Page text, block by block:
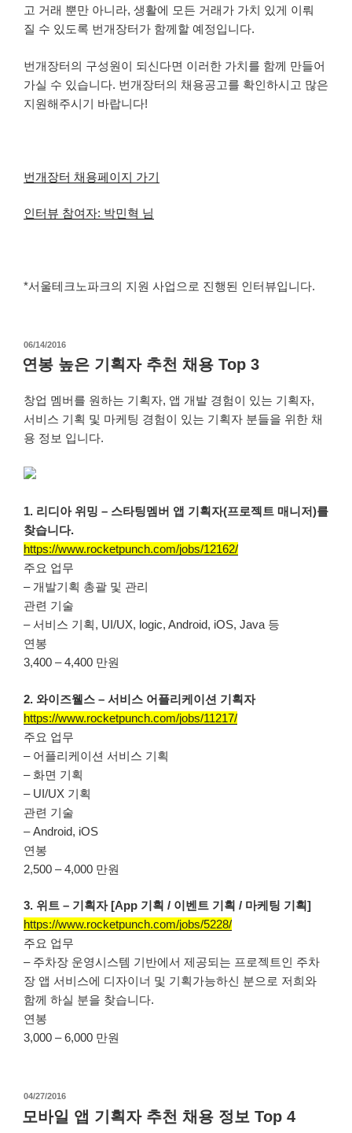
고 거래 뿐만 아니라, 생활에 모든 거래가 가치 있게 이뤄
질 수 있도록 번개장터가 함께할 예정입니다.
번개장터의 구성원이 되신다면 이러한 가치를 함께 만들어
가실 수 있습니다. 번개장터의 채용공고를 확인하시고 많은
지원해주시기 바랍니다!
번개장터 채용페이지 가기
인터뷰 참여자: 박민혁 님
*서울테크노파크의 지원 사업으로 진행된 인터뷰입니다.
작
성
일
06/14/2016
연봉 높은 기획자 추천 채용 Top 3
창업 멤버를 원하는 기획자, 앱 개발 경험이 있는 기획자,
서비스 기획 및 마케팅 경험이 있는 기획자 분들을 위한 채
용 정보 입니다.
1. 리디아 위밍 – 스타팅멤버 앱 기획자(프로젝트 매니저)를
찾습니다.
https://www.rocketpunch.com/jobs/12162/
주요 업무
– 개발기획 총괄 및 관리
관련 기술
– 서비스 기획, UI/UX, logic, Android, iOS, Java 등
연봉
3,400 – 4,400 만원
2. 와이즈웰스 – 서비스 어플리케이션 기획자
https://www.rocketpunch.com/jobs/11217/
주요 업무
– 어플리케이션 서비스 기획
– 화면 기획
– UI/UX 기획
관련 기술
– Android, iOS
연봉
2,500 – 4,000 만원
3. 위트 – 기획자 [App 기획 / 이벤트 기획 / 마케팅 기획]
https://www.rocketpunch.com/jobs/5228/
주요 업무
– 주차장 운영시스템 기반에서 제공되는 프로젝트인 주차
장 앱 서비스에 디자이너 및 기획가능하신 분으로 저희와
함께 하실 분을 찾습니다.
연봉
3,000 – 6,000 만원
작
성
일
04/27/2016
모바일 앱 기획자 추천 채용 정보 Top 4